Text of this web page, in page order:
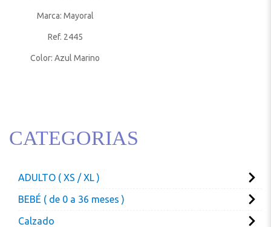
Marca: Mayoral
Ref. 2445
Color: Azul Marino
CATEGORIAS
ADULTO ( XS / XL )
BEBÉ ( de 0 a 36 meses )
Calzado